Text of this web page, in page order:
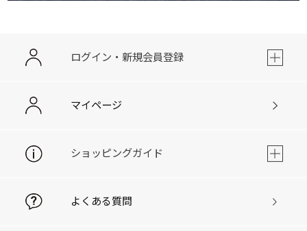
ログイン・新規会員登録
マイページ
ショッピングガイド
よくある質問